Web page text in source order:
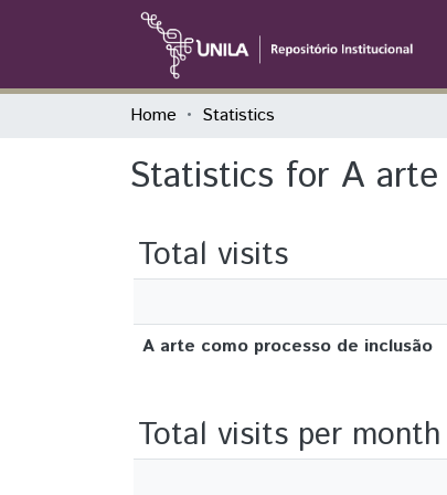
Home Statistics
Statistics for A arte
Total visits
A arte como processo de inclusão
Total visits per month